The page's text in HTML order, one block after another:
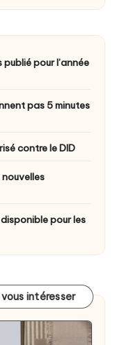
pour l’année
pas 5 minutes
contre le DID
nouvelles
pour les
intéresser